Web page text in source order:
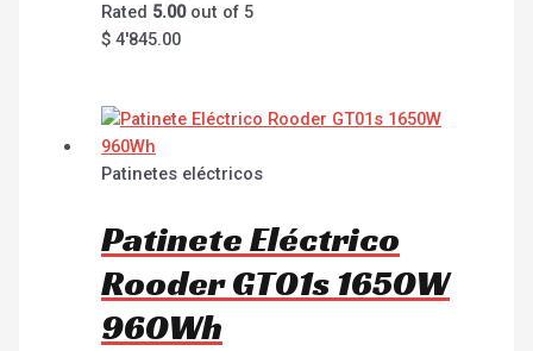
Rated 5.00out of 5
$ 4'845.00
Patinetes eléctricos
Patinete Eléctrico
Rooder GT01s 1650W
960Wh